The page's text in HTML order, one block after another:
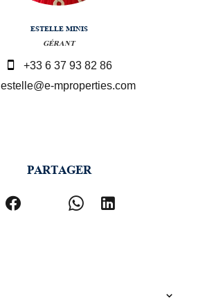
ESTELLE MINIS
GÉRANT
+33 6 37 93 82 86
estelle@e-mproperties.com
PARTAGER